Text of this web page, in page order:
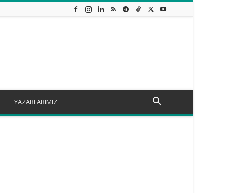
YAZARLARIMIZ